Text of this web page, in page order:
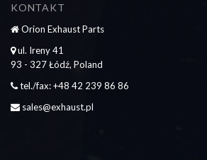
KONTAKT
Orion Exhaust Parts
ul. Ireny 41
93 - 327 Łódź, Poland
tel./fax: +48 42 239 86 86
sales@exhaust.pl